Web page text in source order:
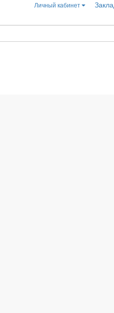
Личный кабинет